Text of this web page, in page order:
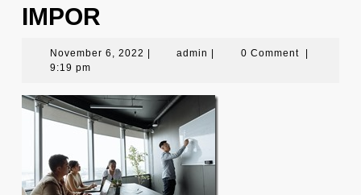
IMPOR
November 6, 2022 November
admin admin 0 Comment
9:19 pm